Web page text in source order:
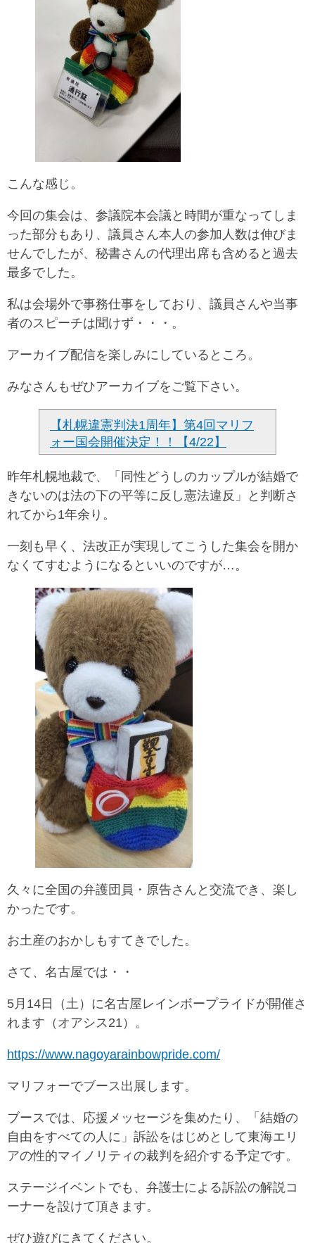
こんな感じ。
今回の集会は、参議院本会議と時間が重なってしま
った部分もあり、議員さん本人の参加人数は伸びま
せんでしたが、秘書さんの代理出席も含めると過去
最多でした。
私は会場外で事務仕事をしており、議員さんや当事
者のスピーチは聞けず・・・。
アーカイブ配信を楽しみにしているところ。
みなさんもぜひアーカイブをご覧下さい。
【札幌違憲判決1周年】第4回マリフ
ォー国会開催決定！！【4/22】
昨年札幌地裁で、「同性どうしのカップルが結婚で
きないのは法の下の平等に反し憲法違反」と判断さ
れてから1年余り。
一刻も早く、法改正が実現してこうした集会を開か
なくてすむようになるといいのですが…。
久々に全国の弁護団員・原告さんと交流でき、楽し
かったです。
お土産のおかしもすてきでした。
さて、名古屋では・・
5月14日（土）に名古屋レインボープライドが開催さ
れます（オアシス21）。
https://www.nagoyarainbowpride.com/
マリフォーでブース出展します。
ブースでは、応援メッセージを集めたり、「結婚の
自由をすべての人に」訴訟をはじめとして東海エリ
アの性的マイノリティの裁判を紹介する予定です。
ステージイベントでも、弁護士による訴訟の解説コ
ーナーを設けて頂きます。
ぜひ遊びにきてください。